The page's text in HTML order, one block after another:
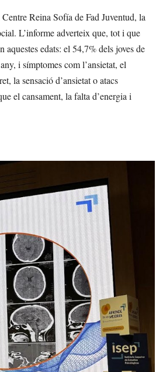
Reina Sofía de Fad Juventud, la
L’informe adverteix que, tot i que
edats: el 54,7% dels joves de
i símptomes com l’ansietat, el
la sensació d’ansietat o atacs
el cansament, la falta d’energia i